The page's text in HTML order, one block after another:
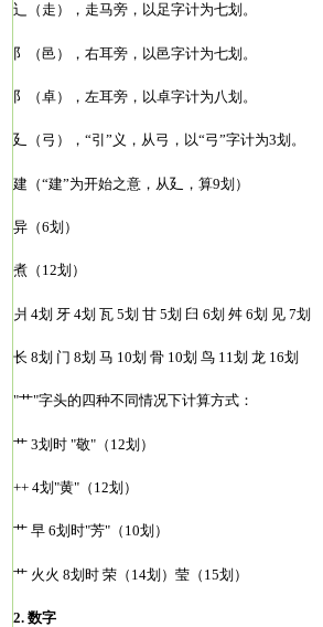
辶（走），走马旁，以足字计为七划。
阝（邑），右耳旁，以邑字计为七划。
阝（卓），左耳旁，以卓字计为八划。
廴（弓），“引”义，从弓，以“弓”字计为3划。
建（“建”为开始之意，从廴，算9划）
异（6划）
煮（12划）
爿 4划 牙 4划 瓦 5划 甘 5划 臼 6划 舛 6划 见 7划
长 8划 门 8划 马 10划 骨 10划 鸟 11划 龙 16划
"艹"字头的四种不同情况下计算方式：
艹 3划时 "敬"（12划）
++ 4划"黄"（12划）
艹 早 6划时"芳"（10划）
艹 火火 8划时 荣（14划）莹（15划）
2. 数字